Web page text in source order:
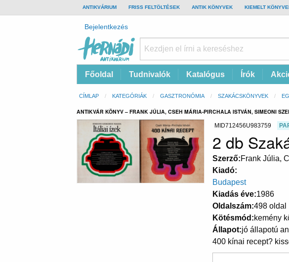
TOP
BAR
ANTIKVÁRIUM FRISS FELTÖLTÉSEK ANTIK KÖNYVEK KIEMELT
Felhasználói
fiók
menüje
Bejelentkezés
Antikvárium
Online
Fő
navigáció
Főoldal Tudnivalók Katalógus Írók
Morzsa
CÍMLAP KATEGÓRIÁK GASZTRONÓMIA SZAKÁCSKÖNYVEK
ANTIKVÁR KÖNYV – FRANK JÚLIA, CSEH MÁRIA-PIRCHALA ISTVÁN, SIMEONI
MID712456U983759
2 db
Szerző Frank Júlia,
Kiadó
Budapest
Kiadás éve 1986
Oldalszám 498 oldal
Kötésmód kemény
Állapot jó állapotú
400 kínai recept?